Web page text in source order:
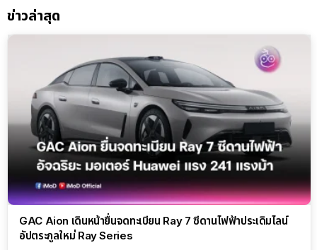
ข่าวล่าสุด
GAC Aion เดินหน้ายื่นจดทะเบียน Ray 7 ซีดานไฟฟ้าประเดิมไลน์
อัปตระกูลใหม่ Ray Series